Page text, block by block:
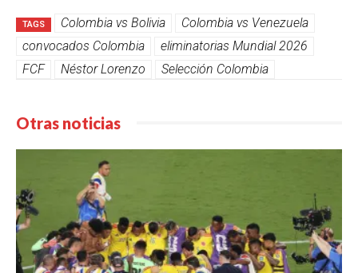
TAGS Colombia vs Bolivia
Colombia vs Venezuela
convocados Colombia
eliminatorias Mundial 2026
FCF
Néstor Lorenzo Selección Colombia
Otras noticias